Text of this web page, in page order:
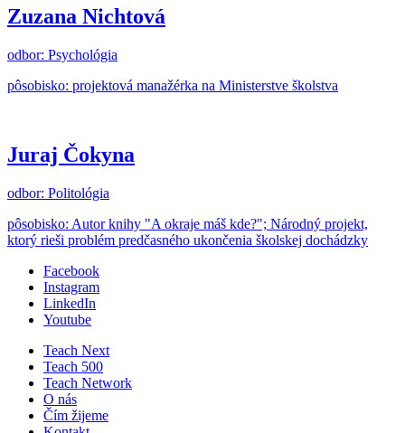
Zuzana Nichtová
odbor: Psychológia
pôsobisko: projektová manažérka na Ministerstve školstva
Juraj Čokyna
odbor: Politológia
pôsobisko: Autor knihy "A okraje máš kde?"; Národný projekt,
ktorý rieši problém predčasného ukončenia školskej dochádzky
Facebook
Instagram
LinkedIn
Youtube
Teach Next
Teach 500
Teach Network
O nás
Čím žijeme